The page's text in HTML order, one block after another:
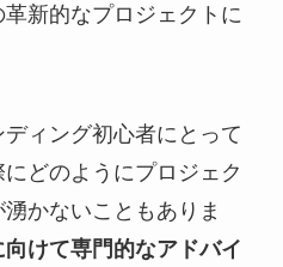
新的なプロジェクトに
ィング初心者にとって
どのようにプロジェク
かないこともありま
けて専門的なアドバイ